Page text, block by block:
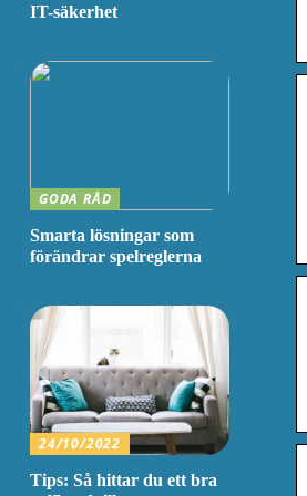
IT-säkerhet
GODA RÅD
Smarta lösningar som
förändrar spelreglerna
24/10/2022
Tips: Så hittar du ett bra